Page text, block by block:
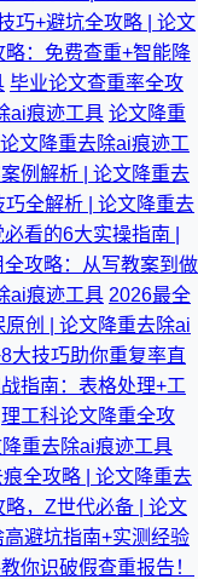
巧+避坑全攻略 | 论文
：免费查重+智能降
毕业论文查重率全攻
ai痕迹工具 论文降重
文降重去除ai痕迹工
例解析 | 论文降重去
全解析 | 论文降重去
看的6大实操指南 |
攻略：从写教案到做
ai痕迹工具 2026最全
创 | 论文降重去除ai
大技巧助你重复率直
指南：表格处理+工
理工科论文降重全攻
重去除ai痕迹工具
全攻略 | 论文降重去
，Z世代必备 | 论文
避坑指南+实测经验
你识破假查重报告！